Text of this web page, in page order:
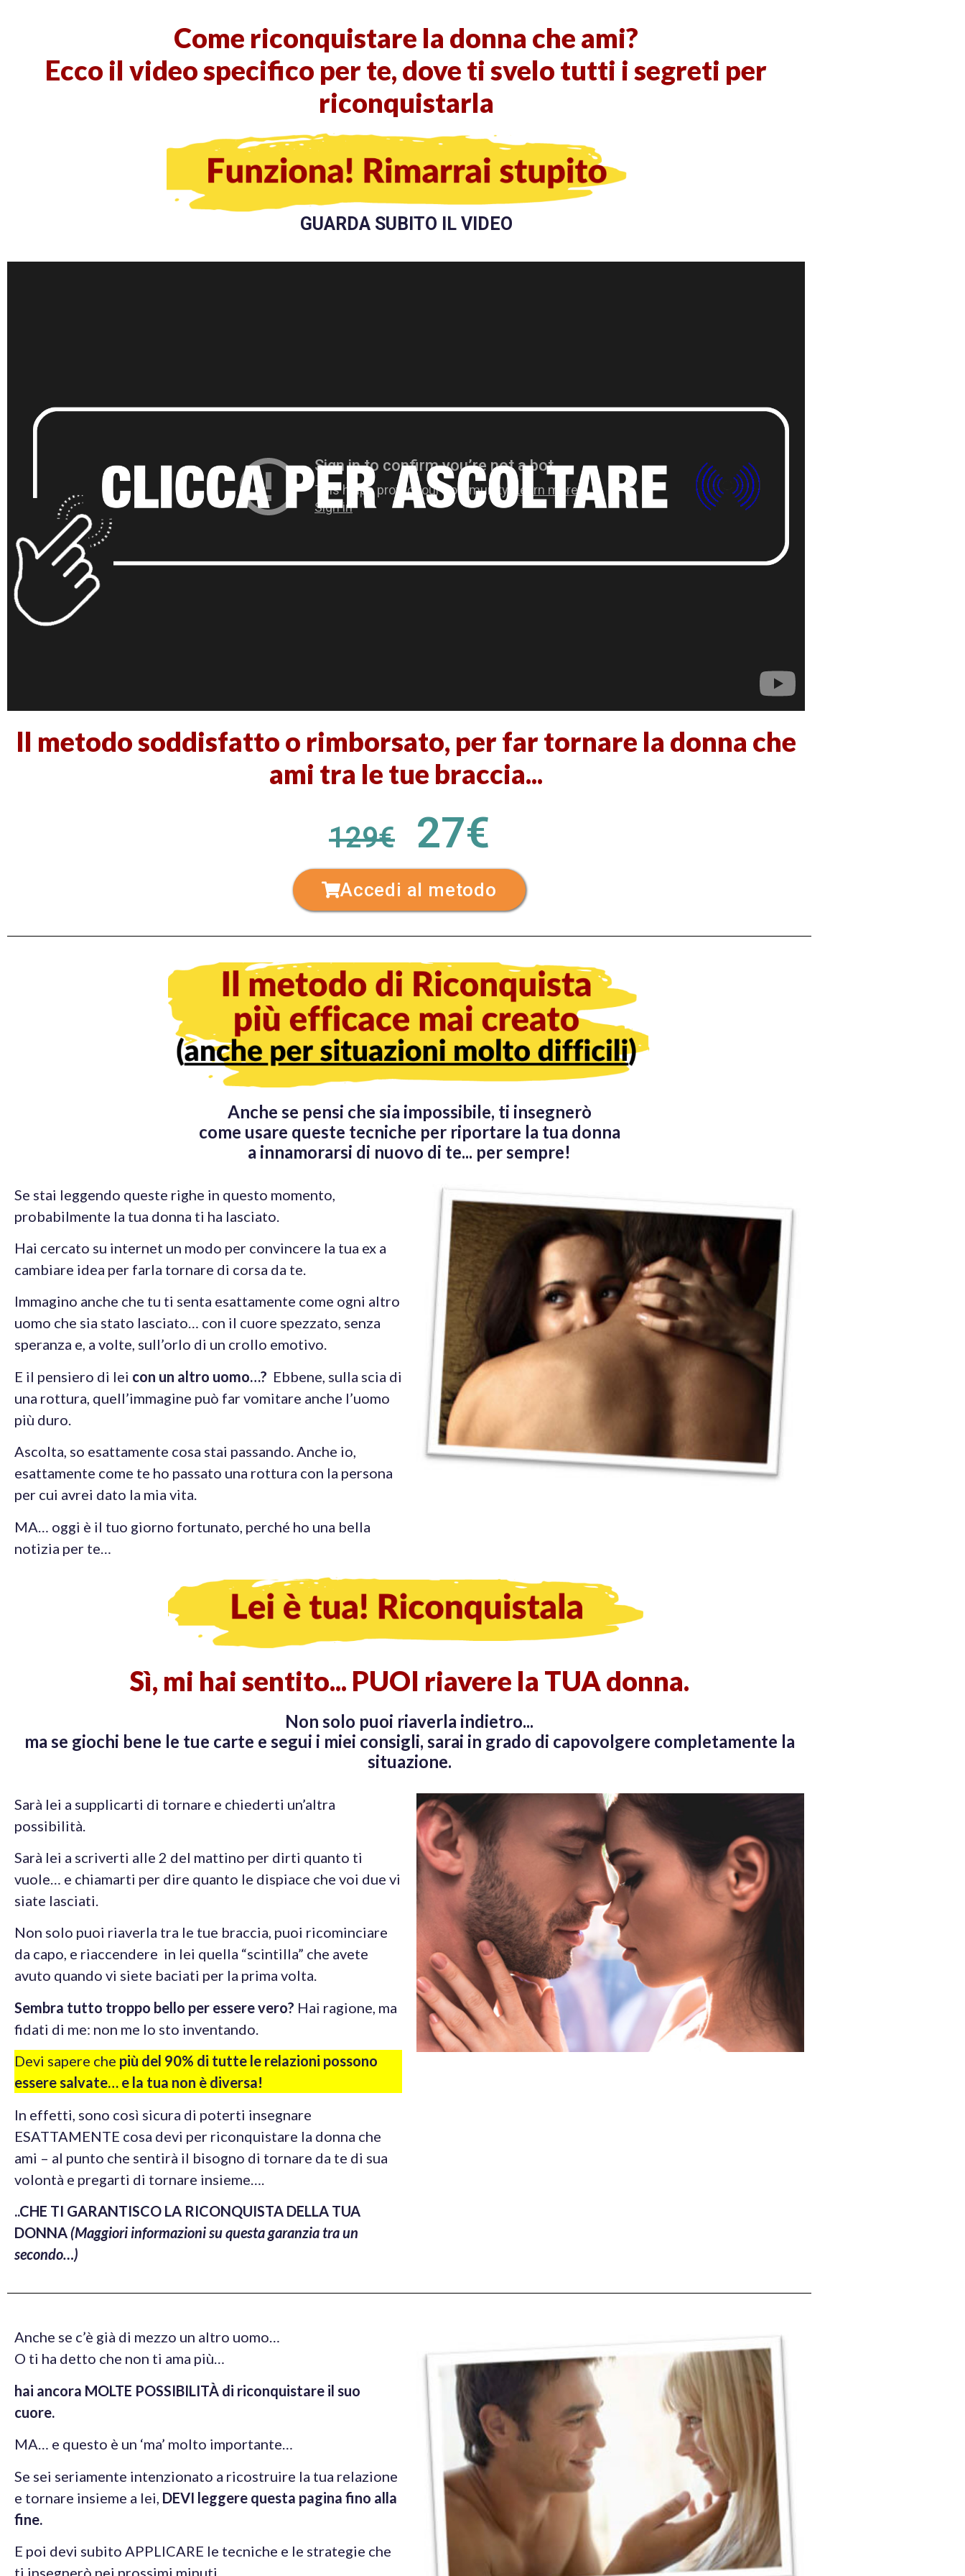
Come riconquistare la donna che ami?
Ecco il video specifico per te, dove ti svelo tutti i segreti per
riconquistarla
GUARDA SUBITO IL VIDEO
Il metodo soddisfatto o rimborsato, per far tornare la donna che
ami tra le tue braccia...
129€ 27€
Accedi al metodo
Anche se pensi che sia impossibile, ti insegnerò
come usare queste tecniche per riportare la tua donna
a innamorarsi di nuovo di te... per sempre!
Se stai leggendo queste righe in questo momento,
probabilmente la tua donna ti ha lasciato.
Hai cercato su internet un modo per convincere la tua ex a
cambiare idea per farla tornare di corsa da te.
Immagino anche che tu ti senta esattamente come ogni altro
uomo che sia stato lasciato… con il cuore spezzato, senza
speranza e, a volte, sull’orlo di un crollo emotivo.
E il pensiero di lei con un altro uomo…? Ebbene, sulla scia di
una rottura, quell’immagine può far vomitare anche l’uomo
più duro.
Ascolta, so esattamente cosa stai passando. Anche io,
esattamente come te ho passato una rottura con la persona
per cui avrei dato la mia vita.
MA… oggi è il tuo giorno fortunato, perché ho una bella
notizia per te…
Sì, mi hai sentito... PUOI riavere la TUA donna.
Non solo puoi riaverla indietro...
ma se giochi bene le tue carte e segui i miei consigli, sarai in grado di capovolgere completamente la
situazione.
Sarà lei a supplicarti di tornare e chiederti un’altra
possibilità.
Sarà lei a scriverti alle 2 del mattino per dirti quanto ti
vuole… e chiamarti per dire quanto le dispiace che voi due vi
siate lasciati.
Non solo puoi riaverla tra le tue braccia, puoi ricominciare
da capo, e riaccendere in lei quella “scintilla” che avete
avuto quando vi siete baciati per la prima volta.
Sembra tutto troppo bello per essere vero? Hai ragione, ma
fidati di me: non me lo sto inventando.
Devi sapere che più del 90% di tutte le relazioni possono
essere salvate… e la tua non è diversa!
In effetti, sono così sicura di poterti insegnare
ESATTAMENTE cosa devi per riconquistare la donna che
ami – al punto che sentirà il bisogno di tornare da te di sua
volontà e pregarti di tornare insieme….
..CHE TI GARANTISCO LA RICONQUISTA DELLA TUA
DONNA (Maggiori informazioni su questa garanzia tra un
secondo…)
Anche se c’è già di mezzo un altro uomo…
O ti ha detto che non ti ama più…
hai ancora MOLTE POSSIBILITÀ di riconquistare il suo
cuore.
MA… e questo è un ‘ma’ molto importante…
Se sei seriamente intenzionato a ricostruire la tua relazione
e tornare insieme a lei, DEVI leggere questa pagina fino alla
fine.
E poi devi subito APPLICARE le tecniche e le strategie che
ti insegnerò nei prossimi minuti.